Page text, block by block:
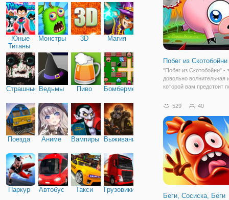
Юные
Титаны
Монстры 3D Магия
Страшные Ведьмы Пиво Бомбермен
Поезда Аниме Вампиры Выживание
Паркур Автобус Такси Грузовики
Побег из Скотобойни
"Побег из Скотобойни" -
довольно волнительная
которой вам предстоит
скотобойни.Поросенок
ничего хорошего и вот
момент, когда он
529 40
Беги, Сосиска, Беги